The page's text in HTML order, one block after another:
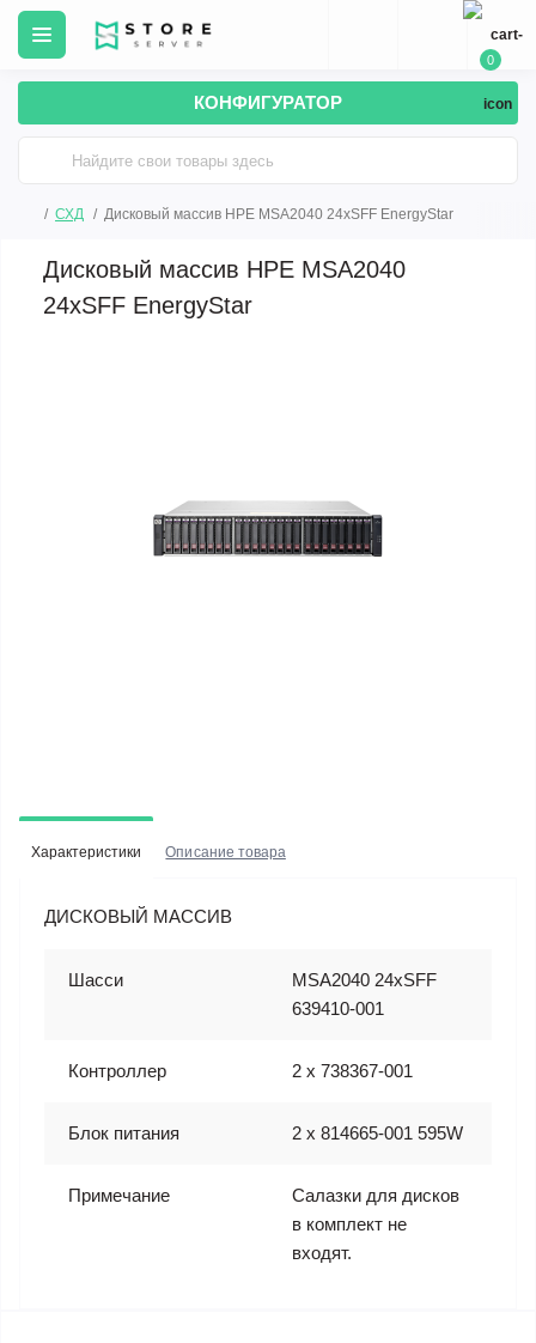
КОНФИГУРАТОР
0
СХД Дисковый массив HPE MSA2040 24xSFF EnergyStar
Дисковый массив HPE MSA2040
24xSFF EnergyStar
Характеристики Описание товара
ДИСКОВЫЙ МАССИВ
Шасси
MSA2040 24xSFF
639410-001
Контроллер 2 x 738367-001
Блок питания 2 x 814665-001 595W
Примечание
Салазки для дисков
в комплект не
входят.